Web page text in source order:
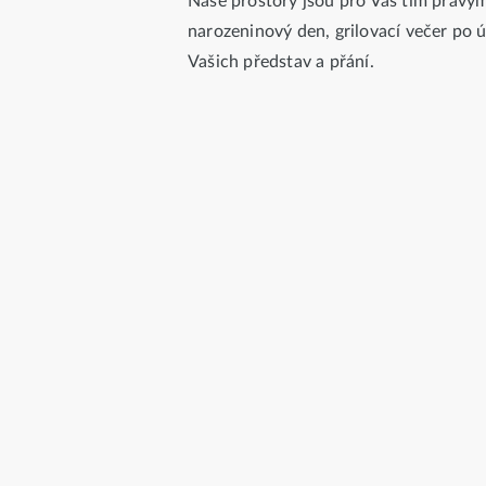
narozeninový den, grilovací večer po
Vašich představ a přání.